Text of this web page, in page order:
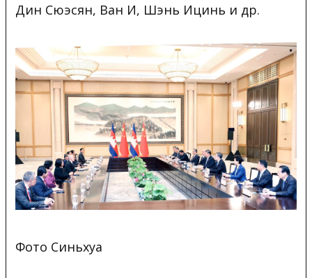
Дин Сюэсян, Ван И, Шэнь Ицинь и др.
Фото Синьхуа